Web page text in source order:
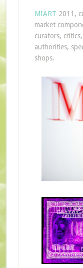
MIART 2011,
market
curators,
authorities,
shops.